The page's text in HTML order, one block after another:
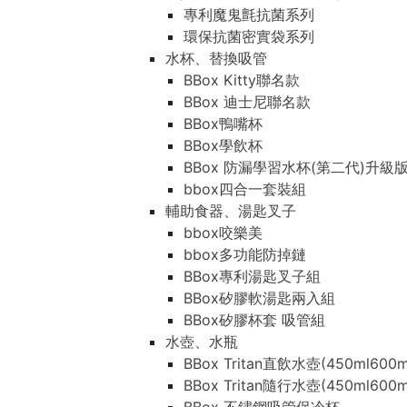
專利魔鬼氈抗菌系列
環保抗菌密實袋系列
水杯、替換吸管
BBox Kitty聯名款
BBox 迪士尼聯名款
BBox鴨嘴杯
BBox學飲杯
BBox 防漏學習水杯(第二代)升級版
bbox四合一套裝組
輔助食器、湯匙叉子
bbox咬樂美
bbox多功能防掉鏈
BBox專利湯匙叉子組
BBox矽膠軟湯匙兩入組
BBox矽膠杯套 吸管組
水壺、水瓶
BBox Tritan直飲水壺
BBox Tritan隨行水壺